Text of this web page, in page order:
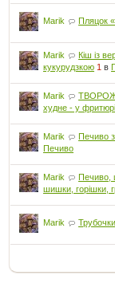
Marik Пляцок
Marik
Кіш із
кукурудзкою 1 в
Marik
худне - у фритюрі
Marik Печиво
Печиво
Marik
Печиво,
шишки, горішки,
Marik